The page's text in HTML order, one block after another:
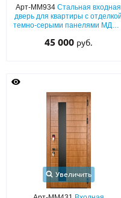
Арт-ММ934Стальная входная
дверь для квартиры с отделкой
темно-серыми панелями МДФ и
45 000 руб.
Увеличить